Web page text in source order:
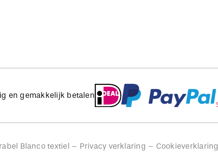
en gemakkelijk betalen
Blanco textiel – Privacy verklaring – Cookieverklaring